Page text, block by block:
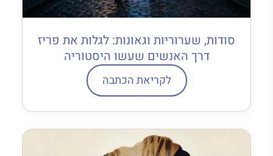
סודות, שערוריות וגאונות: לגלות את פריז
דרך האנשים שעשו היסטוריה
לקריאת הכתבה